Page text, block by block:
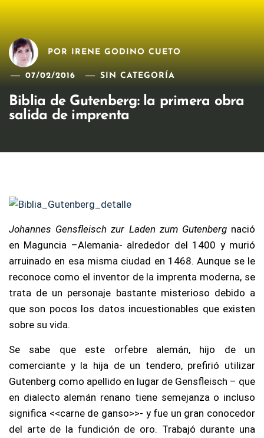
POR IRENE GODINO CUETO
07/02/2016 SIN CATEGORÍA
Biblia de Gutenberg: la primera obra
salida de imprenta
Johannes Gensfleisch zur Laden zum Gutenbergnació
en Maguncia –Alemania- alrededor del 1400 y murió
arruinado en esa misma ciudad en 1468. Aunque se le
reconoce como el inventor de la imprenta moderna, se
trata de un personaje bastante misterioso debido a
que son pocos los datos incuestionables que existen
sobre su vida.
Se sabe que este orfebre alemán, hijo de un
comerciante y la hija de un tendero, prefirió utilizar
Gutenberg como apellido en lugar de Gensfleisch – que
en dialecto alemán renano tiene semejanza o incluso
significa <<carne de ganso>>- y fue un gran conocedor
del arte de la fundición de oro. Trabajó durante una